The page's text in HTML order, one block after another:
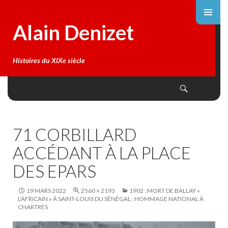
Alain Denizet
Histoires du XIXe siècle
71 CORBILLARD
ACCÉDANT À LA PLACE
DES EPARS
19 MARS 2022 2560 × 2193
1902 : MORT DE BALLAY «
L’AFRICAIN » À SAINT-LOUIS DU SÉNÉGAL ; HOMMAGE NATIONAL À
CHARTRES